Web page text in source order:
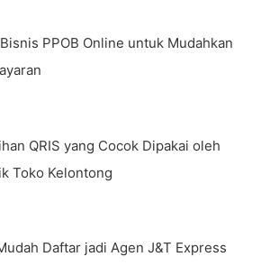
PPOB Online untuk Mudahkan
QRIS yang Cocok Dipakai oleh
Toko Kelontong
Daftar jadi Agen J&T Express